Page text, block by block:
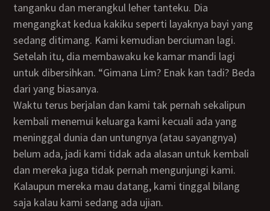
tanganku dan merangkul leher tanteku. Dia
mengangkat kedua kakiku seperti layaknya bayi yang
sedang ditimang. Kami kemudian berciuman lagi.
Setelah itu, dia membawaku ke kamar mandi lagi
untuk dibersihkan. “Gimana Lim? Enak kan tadi? Beda
dari yang biasanya.
Waktu terus berjalan dan kami tak pernah sekalipun
kembali menemui keluarga kami kecuali ada yang
meninggal dunia dan untungnya (atau sayangnya)
belum ada, jadi kami tidak ada alasan untuk kembali
dan mereka juga tidak pernah mengunjungi kami.
Kalaupun mereka mau datang, kami tinggal bilang
saja kalau kami sedang ada ujian.